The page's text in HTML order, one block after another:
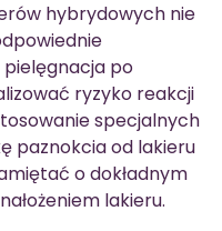
hybrydowych nie
po
ryzyko reakcji
specjalnych
paznokcia od lakieru
o dokładnym
lakieru.